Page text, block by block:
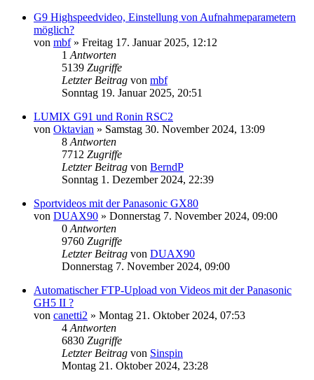
G9 Highspeedvideo, Einstellung von Aufnahmeparametern
möglich?
von mbf» Freitag 17. Januar 2025, 12:12
1 Antworten
5139 Zugriffe
Letzter Beitrag von mbf
Sonntag 19. Januar 2025, 20:51
LUMIX G91 und Ronin RSC2
von Oktavian » Samstag 30. November 2024, 13:09
8 Antworten
7712 Zugriffe
Letzter Beitrag von BerndP
Sonntag 1. Dezember 2024, 22:39
Sportvideos mit der Panasonic GX80
von DUAX90 » Donnerstag 7. November 2024, 09:00
0 Antworten
9760 Zugriffe
Letzter Beitrag von DUAX90
Donnerstag 7. November 2024, 09:00
Automatischer FTP-Upload von Videos mit der Panasonic
GH5 II ?
von canetti2 » Montag 21. Oktober 2024, 07:53
4 Antworten
6830 Zugriffe
Letzter Beitrag von Sinspin
Montag 21. Oktober 2024, 23:28